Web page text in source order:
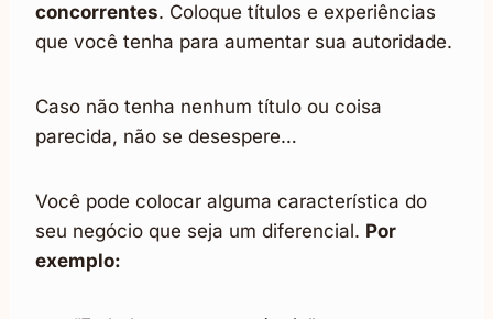
concorrentes. Coloque títulos e experiências
que você tenha para aumentar sua autoridade.
Caso não tenha nenhum título ou coisa
parecida, não se desespere…
Você pode colocar alguma característica do
seu negócio que seja um diferencial. Por
exemplo: